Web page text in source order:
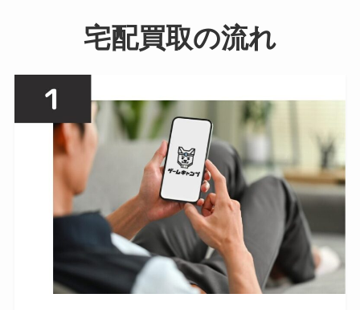
宅配買取の流れ